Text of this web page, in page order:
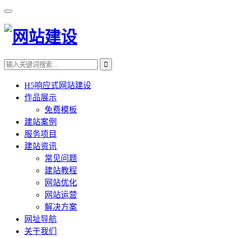
H5响应式网站建设
作品展示
免费模板
建站案例
服务项目
建站资讯
常见问题
建站教程
网站优化
网站运营
解决方案
网址导航
关于我们